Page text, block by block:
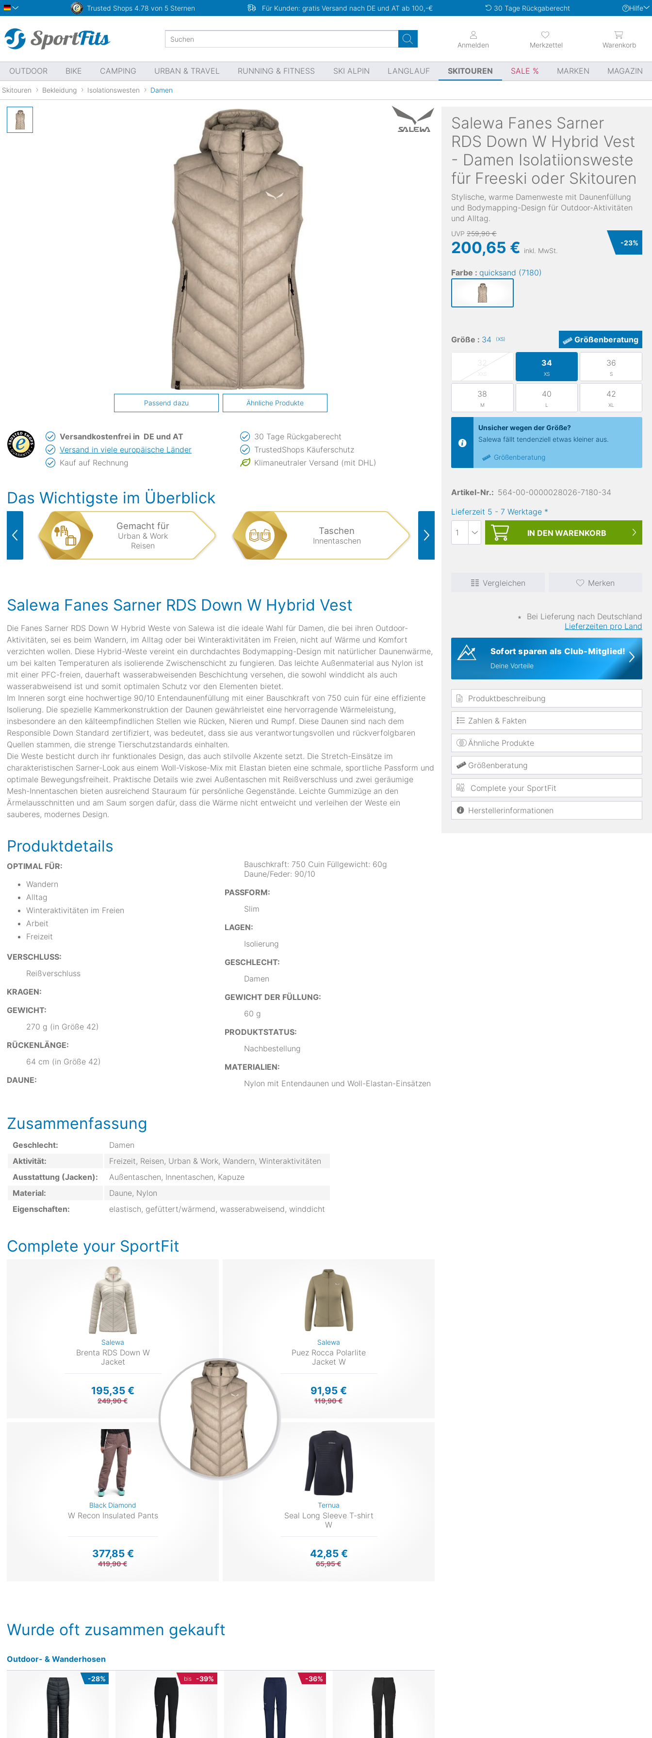
Deutsch Trusted Shops 4.78 von 5 Sternen Für Kunden: gratis Versand nach DE und AT ab 100,-€ 30 Tage Rückgaberecht Hilfe
Merkzettel
Anmelden Warenkorb
OUTDOOR BIKE CAMPING URBAN & TRAVEL RUNNING & FITNESS SKI ALPIN LANGLAUF SKITOUREN SALE MARKEN MAGAZIN
Skitouren Bekleidung Isolationswesten Damen
Salewa Fanes Sarner
RDS Down W Hybrid Vest
- Damen Isolatiionsweste
für Freeski oder Skitouren
Stylische, warme Damenweste mit Daunenfüllung
und Bodymapping-Design für Outdoor-Aktivitäten
und Alltag.
UVP 259,90 €
200,65 € inkl. MwSt.
-23%
Farbe : quicksand (7180)
Größe : 34 (XS) Größenberatung
32 34
XS
36
S
38
M
40
L
42
XL
Unsicher wegen der Größe?
Salewa fällt tendenziell etwas kleiner aus.
Größenberatung
Artikel-Nr.: 564-00-0000028026-7180-34
Lieferzeit 5 - 7 Werktage *
IN DEN WARENKORB
Vergleichen Merken
∗
Bei Lieferung nach Deutschland
Lieferzeiten pro Land
Sofort sparen als Club-Mitglied!
Deine Vorteile
Produktbeschreibung
Zahlen & Fakten
Ähnliche Produkte
Größenberatung
Complete your SportFit
Herstellerinformationen
Passend dazu Ähnliche Produkte
195,35 €
Black Diamond
W Recon Insulated Pants
Versandkostenfrei in DE und AT
Versand in viele europäische Länder
Kauf auf Rechnung
30 Tage Rückgaberecht
TrustedShops Käuferschutz
Klimaneutraler Versand (mit DHL)
Das Wichtigste im Überblick
Gemacht für
Urban & Work
Reisen
Taschen
Innentaschen Kapuze
Salewa Fanes Sarner RDS Down W Hybrid Vest
Die Fanes Sarner RDS Down W Hybrid Weste von Salewa ist die ideale Wahl für Damen, die bei ihren Outdoor-
Aktivitäten, sei es beim Wandern, im Alltag oder bei Winteraktivitäten im Freien, nicht auf Wärme und Komfort
verzichten wollen. Diese Hybrid-Weste vereint ein durchdachtes Bodymapping-Design mit natürlicher Daunenwärme,
um bei kalten Temperaturen als isolierende Zwischenschicht zu fungieren. Das leichte Außenmaterial aus Nylon ist
mit einer PFC-freien, dauerhaft wasserabweisenden Beschichtung versehen, die sowohl winddicht als auch
wasserabweisend ist und somit optimalen Schutz vor den Elementen bietet.
Im Inneren sorgt eine hochwertige 90/10 Entendaunenfüllung mit einer Bauschkraft von 750 cuin für eine effiziente
Isolierung. Die spezielle Kammerkonstruktion der Daunen gewährleistet eine hervorragende Wärmeleistung,
insbesondere an den kälteempfindlichen Stellen wie Rücken, Nieren und Rumpf. Diese Daunen sind nach dem
Responsible Down Standard zertifiziert, was bedeutet, dass sie aus verantwortungsvollen und rückverfolgbaren
Quellen stammen, die strenge Tierschutzstandards einhalten.
Die Weste besticht durch ihr funktionales Design, das auch stilvolle Akzente setzt. Die Stretch-Einsätze im
charakteristischen Sarner-Look aus einem Woll-Viskose-Mix mit Elastan bieten eine schmale, sportliche Passform und
optimale Bewegungsfreiheit. Praktische Details wie zwei Außentaschen mit Reißverschluss und zwei geräumige
Mesh-Innentaschen bieten ausreichend Stauraum für persönliche Gegenstände. Leichte Gummizüge an den
Ärmelausschnitten und am Saum sorgen dafür, dass die Wärme nicht entweicht und verleihen der Weste ein
sauberes, modernes Design.
Produktdetails
OPTIMAL FÜR:
Wandern
Alltag
Winteraktivitäten im Freien
Arbeit
Freizeit
VERSCHLUSS:
Reißverschluss
KRAGEN:
GEWICHT:
270 g (in Größe 42)
RÜCKENLÄNGE:
64 cm (in Größe 42)
DAUNE:
Bauschkraft: 750 Cuin Füllgewicht: 60g
Daune/Feder: 90/10
PASSFORM:
Slim
LAGEN:
Isolierung
GESCHLECHT:
Damen
GEWICHT DER FÜLLUNG:
60 g
PRODUKTSTATUS:
Nachbestellung
MATERIALIEN:
Nylon mit Entendaunen und Woll-Elastan-Einsätzen
Zusammenfassung
Geschlecht:
Damen
Aktivität:
Freizeit, Reisen, Urban & Work, Wandern, Winteraktivitäten
Ausstattung (Jacken):
Außentaschen, Innentaschen, Kapuze
Material:
Daune, Nylon
Eigenschaften:
elastisch, gefüttert/wärmend, wasserabweisend, winddicht
Complete your SportFit
Salewa
Brenta RDS Down W
Jacket
195,35 €
249,90 €
Salewa
Puez Rocca Polarlite
Jacket W
91,95 €
119,90 €
Black Diamond
W Recon Insulated Pants
377,85 €
419,90 €
Ternua
Seal Long Sleeve T-shirt
W
42,85 €
65,95 €
Wurde oft zusammen gekauft
Outdoor- & Wanderhosen
-28% bis -39% -36%